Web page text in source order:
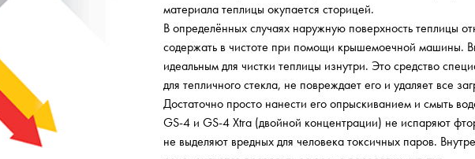
материала теплицы окупается сторицей.
В определённых случаях наружную поверхность теплицы
содержать в чистоте при помощи крышемоечной машины.
идеальным для чистки теплицы изнутри. Это средство
для тепличного стекла, не повреждает его и удаляет все
Достаточно просто нанести его опрыскиванием и смыть
GS-4 и GS-4 Xtra (двойной концентрации) не испаряют
не выделяют вредных для человека токсичных паров.